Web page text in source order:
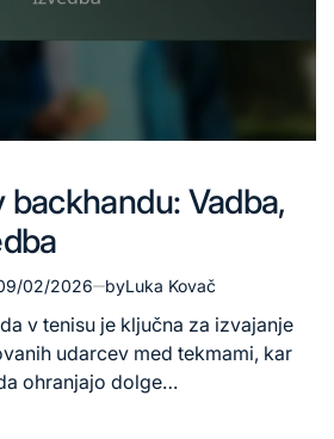
Vadba,
02/2026 byLuka Kovač
v tenisu je ključna za izvajanje
udarcev med tekmami, kar
ohranjajo dolge…